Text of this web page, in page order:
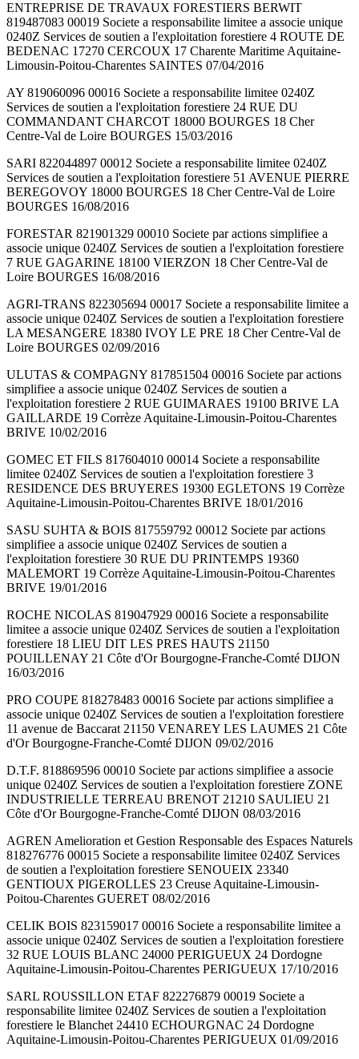
ENTREPRISE DE TRAVAUX FORESTIERS BERWIT
819487083 00019 Societe a responsabilite limitee a associe unique
0240Z Services de soutien a l'exploitation forestiere 4 ROUTE DE
BEDENAC 17270 CERCOUX 17 Charente Maritime Aquitaine-
Limousin-Poitou-Charentes SAINTES 07/04/2016
AY 819060096 00016 Societe a responsabilite limitee 0240Z
Services de soutien a l'exploitation forestiere 24 RUE DU
COMMANDANT CHARCOT 18000 BOURGES 18 Cher
Centre-Val de Loire BOURGES 15/03/2016
SARI 822044897 00012 Societe a responsabilite limitee 0240Z
Services de soutien a l'exploitation forestiere 51 AVENUE PIERRE
BEREGOVOY 18000 BOURGES 18 Cher Centre-Val de Loire
BOURGES 16/08/2016
FORESTAR 821901329 00010 Societe par actions simplifiee a
associe unique 0240Z Services de soutien a l'exploitation forestiere
7 RUE GAGARINE 18100 VIERZON 18 Cher Centre-Val de
Loire BOURGES 16/08/2016
AGRI-TRANS 822305694 00017 Societe a responsabilite limitee a
associe unique 0240Z Services de soutien a l'exploitation forestiere
LA MESANGERE 18380 IVOY LE PRE 18 Cher Centre-Val de
Loire BOURGES 02/09/2016
ULUTAS & COMPAGNY 817851504 00016 Societe par actions
simplifiee a associe unique 0240Z Services de soutien a
l'exploitation forestiere 2 RUE GUIMARAES 19100 BRIVE LA
GAILLARDE 19 Corrèze Aquitaine-Limousin-Poitou-Charentes
BRIVE 10/02/2016
GOMEC ET FILS 817604010 00014 Societe a responsabilite
limitee 0240Z Services de soutien a l'exploitation forestiere 3
RESIDENCE DES BRUYERES 19300 EGLETONS 19 Corrèze
Aquitaine-Limousin-Poitou-Charentes BRIVE 18/01/2016
SASU SUHTA & BOIS 817559792 00012 Societe par actions
simplifiee a associe unique 0240Z Services de soutien a
l'exploitation forestiere 30 RUE DU PRINTEMPS 19360
MALEMORT 19 Corrèze Aquitaine-Limousin-Poitou-Charentes
BRIVE 19/01/2016
ROCHE NICOLAS 819047929 00016 Societe a responsabilite
limitee a associe unique 0240Z Services de soutien a l'exploitation
forestiere 18 LIEU DIT LES PRES HAUTS 21150
POUILLENAY 21 Côte d'Or Bourgogne-Franche-Comté DIJON
16/03/2016
PRO COUPE 818278483 00016 Societe par actions simplifiee a
associe unique 0240Z Services de soutien a l'exploitation forestiere
11 avenue de Baccarat 21150 VENAREY LES LAUMES 21 Côte
d'Or Bourgogne-Franche-Comté DIJON 09/02/2016
D.T.F. 818869596 00010 Societe par actions simplifiee a associe
unique 0240Z Services de soutien a l'exploitation forestiere ZONE
INDUSTRIELLE TERREAU BRENOT 21210 SAULIEU 21
Côte d'Or Bourgogne-Franche-Comté DIJON 08/03/2016
AGREN Amelioration et Gestion Responsable des Espaces Naturels
818276776 00015 Societe a responsabilite limitee 0240Z Services
de soutien a l'exploitation forestiere SENOUEIX 23340
GENTIOUX PIGEROLLES 23 Creuse Aquitaine-Limousin-
Poitou-Charentes GUERET 08/02/2016
CELIK BOIS 823159017 00016 Societe a responsabilite limitee a
associe unique 0240Z Services de soutien a l'exploitation forestiere
32 RUE LOUIS BLANC 24000 PERIGUEUX 24 Dordogne
Aquitaine-Limousin-Poitou-Charentes PERIGUEUX 17/10/2016
SARL ROUSSILLON ETAF 822276879 00019 Societe a
responsabilite limitee 0240Z Services de soutien a l'exploitation
forestiere le Blanchet 24410 ECHOURGNAC 24 Dordogne
Aquitaine-Limousin-Poitou-Charentes PERIGUEUX 01/09/2016